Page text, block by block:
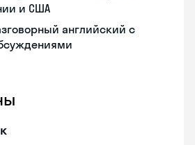
и США
английский с